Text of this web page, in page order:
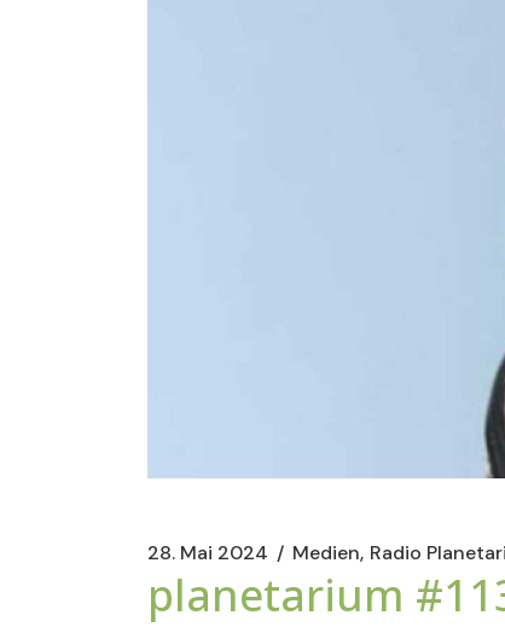
28. Mai 2024 Medien Radio
planetarium